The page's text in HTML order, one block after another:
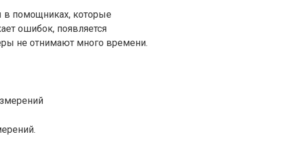
в помощниках, которые
ошибок, появляется
не отнимают много времени.